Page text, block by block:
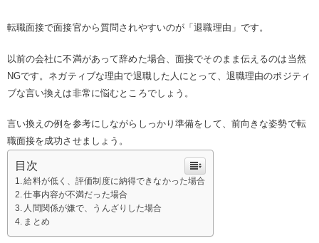
転職面接で面接官から質問されやすいのが「退職理由」です。
以前の会社に不満があって辞めた場合、面接でそのまま伝えるのは当然
NGです。ネガティブな理由で退職した人にとって、退職理由のポジティ
ブな言い換えは非常に悩むところでしょう。
言い換えの例を参考にしながらしっかり準備をして、前向きな姿勢で転
職面接を成功させましょう。
目次
給料が低く、評価制度に納得できなかった場合
仕事内容が不満だった場合
人間関係が嫌で、うんざりした場合
まとめ